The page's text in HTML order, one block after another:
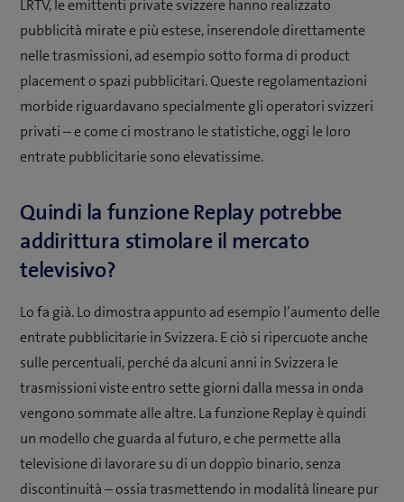
LRTV, le emittenti private svizzere hanno realizzato
pubblicità mirate e più estese, inserendole direttamente
nelle trasmissioni, ad esempio sotto forma di product
placement o spazi pubblicitari. Queste regolamentazioni
morbide riguardavano specialmente gli operatori svizzeri
privati – e come ci mostrano le statistiche, oggi le loro
entrate pubblicitarie sono elevatissime.
Quindi la funzione Replay potrebbe
addirittura stimolare il mercato
televisivo?
Lo fa già. Lo dimostra appunto ad esempio l’aumento delle
entrate pubblicitarie in Svizzera. E ciò si ripercuote anche
sulle percentuali, perché da alcuni anni in Svizzera le
trasmissioni viste entro sette giorni dalla messa in onda
vengono sommate alle altre. La funzione Replay è quindi
un modello che guarda al futuro, e che permette alla
televisione di lavorare su di un doppio binario, senza
discontinuità – ossia trasmettendo in modalità lineare pur